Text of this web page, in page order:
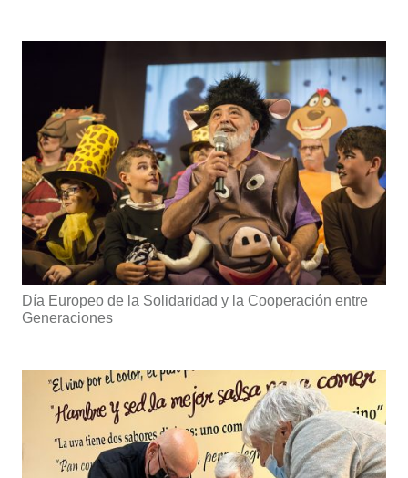
Día Europeo de la Solidaridad y la Cooperación entre
Generaciones